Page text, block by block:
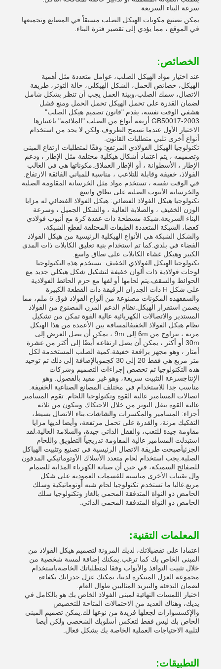
سرعة البناء السريعة
يمكن تصنيع مكونات الهيكل الصلب مسبقاً في المصانع وتجميعها
في الموقع ، مما يؤدي إلى تقصير فترة البناء.
الخصائص:
عند اختيار مواد الهيكل الصلب، عوامل متعددة مثل أهمية
الهيكل، خصائص الحمل، الشكل الهيكلي، حالة التوتر، طريقة
الاتصال، سمك الصلب،وبيئة العمل يجب أن تنظر بشكل شامل
لضمان القدرة على تحمل الهيكل تحمل الحمل ومنع فشل
هشفي الوقت نفسه، يقدم "قانون تصميم هيكل الصلب"
GB50017-2003 أربعة أنواع من الصلب "الملائمة" باعتبارها
الاختيار الأول عندما تسمح الظروف.ولكن لا يحد من استخدام
أنواع أخرى تلبي متطلبات القانون.
تكنولوجيا الهيكل الفولاذي المرتفع: وفقًا لمتطلبات ارتفاع المبنى
وتصميمه ، يتم اعتماد أشكال هيكلية مختلفة مثل الإطار ، ودعم
الإطار ، الأسطوانة ، أو الإطار العملاق.مكوناتها هي في الغالب
الفولاذ، خفيفة وقابلة للتلاعب ، مناسبة للمباني الفائقة الارتفاع.
في الوقت نفسه ، تستخدم مواد مثل الخرسانة المقاومة الصلبة
والخرسانة الأنبوب الصلبة على نطاق واسع.
تكنولوجيا هيكل الفولاذ الفضائي: هيكل الفولاذ الفضائي له مزايا
الوزن الخفيف ، والصلابة العالية ، والشكل الجميل ، وسرعة
البناء السريعة.شبكة مسطحة ذات عقدة كرة مع أنبوب فولاذي
كعصا، الشبكة المتعددة الطبقات المختلفة لقطع الشبكة،
والشكل الشبكة هي الأنواع الهيكلية الرئيسية من هيكل الفولاذ
الفضاء في بلدي.كما تم استخدام بنية تعليق الكابلات ذات المدى
الكبير وهيكل غشاء الكابلات على نطاق واسع.
تكنولوجيا الهيكل الفولاذي الخفيف: تستخدم هذه التكنولوجيا
لوحات فولاذية ذات ألوان خفيفة لتشكيل شكل هيكلي جديد مع
الحوائط والسقف.يتم لحامها أو لفها مع حزم الحائط الفولاذية
على شكل H ذات الجدران الرقيقة ذات القطعة الكبيرة
والسقفهذه المكونات مصنوعة من ألواح الفولاذ فوق 5 ملم، مما
يضمن استقرار الهيكل.نظام الدعم المرن المصنوع من الفولاذ
المستدير والاتصالات الكهربائية عالية القوة تمكن من تشكيل
نظام هيكل الفولاذ الخفيفالمسافة بين الأعمدة من هذا الهيكل
مرنة ، تتراوح من 6m إلى 9m ، يمكن أن يصل العرض إلى
30m أو أكثر ، يمكن أن يصل ارتفاعه أيضًا إلى أكثر من عشرة
أمتار ، وهو مجهز برافعة خفيفة.كمية الصلب المستخدمة لكل
متر مربع هي فقط 20 إلى 30 كجموبالإضافة إلى ذلك تم توحيد
هذه التكنولوجيا تم تخصص إجراءات التصميم وشركات
الإنتاجسرعة التثبيت سريعة، وهو غير مقيد بالفصول. وهو
مناسب جدا للاستخدام في مختلف المصانع الصناعية الخفيفة.
اتصالات المسامير عالية القوة وتكنولوجيا اللحام. تقوم المسامير
عالية القوة بنقل التوتر من خلال الاحتكاك وتتكون من ثلاثة
أجزاء: المسامير والمكسرات والشاشات.بناء الاتصال بسيط،
التفكيك مرنة، والقدرة على تحمل مرتفعة، وأيضا لديها مزايا
مقاومة جيدة للتعب، والقفل الذاتي جيدة، والسلامة العالية.لقد
استبدلت المسامير عالية المقاومة تدريجياً التطويق واللحام
الجزئيأصبحت طريقة الاتصال الرئيسية في تصنيع وتثبيت الهياكل
الصلبة.يجب استخدام لحام متعدد الأسلاك الأوتوماتيكي المدفون
للصفائح السميكة، في حين أن صيانة الكهرباء المذابة للصمام
وال تقنيات الأخرى مناسبة للقسمات العمودية على شكل
مربع.غالبا ما تستخدم تكنولوجيا لحام شبه أوتوماتيكية وسلك
الحامض ذو النواة المتدفقة المحمي بالغاز وتكنولوجيا سلك
الحامض ذو النواة المتدفقة المحمي الذاتي.
المعلمات التقنية:
اعتمادا على تفضيلاتك، لديك المرونة لتصميم هيكل الفولاذ من
المبنى الخاص بك كما ترغب.يمكنك إضافة لمسة شخصية من
خلال تثبيت النوافذ والأبواب وفقا لمتطلباتك الخاصةباستخدام
مجموعة العزل المبتكرة لدينا، يمكنك عزل جدرانك بكفاءة
لضمان التدفئة والتبريد المثاليين طوال العام.
اختيار اللمسات النهائية لمبنى الفولاذ الخاص بك هو بالكامل في
يديك، وهناك العديد من الاحتمالات المتاحة للتخصيص
والإكسسوارات لجعلها فريدة من نوعها لك.يمكن تصميم المبنى
الخاص بك ليس فقط لتعكس أسلوبك الشخصي ولكن أيضا
لتلبية الاحتياجات العملية الخاصة بك بشكل فعال.
التطبيقات: